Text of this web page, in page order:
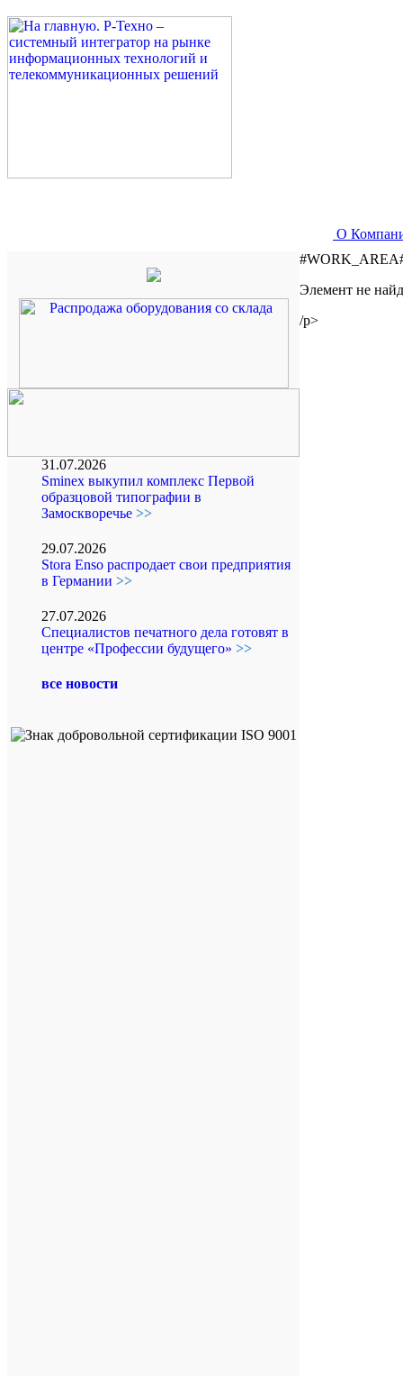
О
31.07.2026
Sminex выкупил комплекс Первой
образцовой типографии в
Замоскворечье >>
29.07.2026
Stora Enso распродает свои предприятия
в Германии >>
27.07.2026
Специалистов печатного дела готовят в
центре «Профессии будущего» >>
все новости
Элемент не
/p>